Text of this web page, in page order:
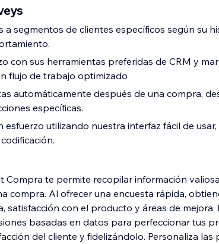
a segmentos de clientes específicos según su
con sus herramientas preferidas de CRM y
flujo de trabajo optimizado
automáticamente después de una compra,
específicas.
esfuerzo utilizando nuestra interfaz fácil de
Compra te permite recopilar información
compra. Al ofrecer una encuesta rápida,
satisfacción con el producto y áreas de
basadas en datos para perfeccionar tus
del cliente y fidelizándolo. Personaliza las